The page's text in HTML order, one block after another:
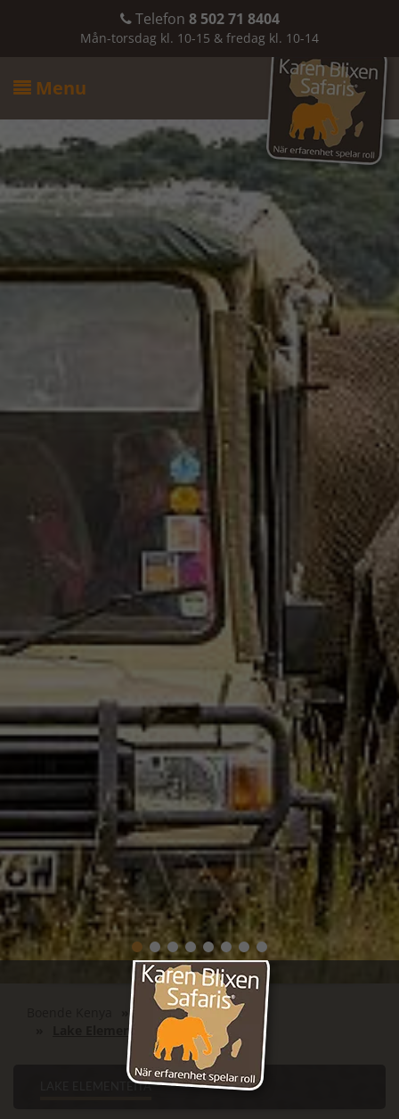
Telefon 8 502 71 8404
Mån-torsdag kl. 10-15 & fredag kl. 10-14
 Menu
Lake Elementeita
Lake Elementaita Serena Camp
LAKE ELEMENTEITA